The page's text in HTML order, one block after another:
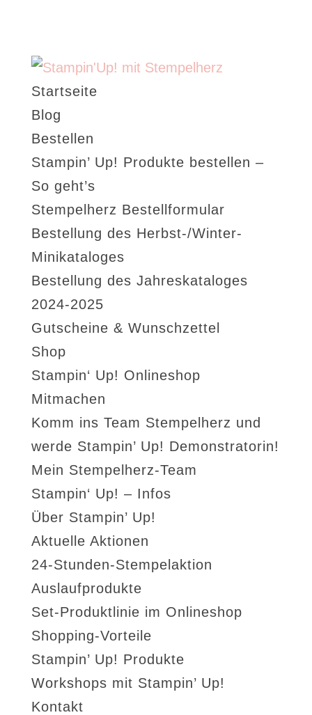
Startseite
Blog
Bestellen
Stampin’ Up! Produkte bestellen –
So geht’s
Stempelherz Bestellformular
Bestellung des Herbst-/Winter-
Minikataloges
Bestellung des Jahreskataloges
2024-2025
Gutscheine & Wunschzettel
Shop
Stampin‘ Up! Onlineshop
Mitmachen
Komm ins Team Stempelherz und
werde Stampin’ Up! Demonstratorin!
Mein Stempelherz-Team
Stampin‘ Up! – Infos
Über Stampin’ Up!
Aktuelle Aktionen
24-Stunden-Stempelaktion
Auslaufprodukte
Set-Produktlinie im Onlineshop
Shopping-Vorteile
Stampin’ Up! Produkte
Workshops mit Stampin’ Up!
Kontakt